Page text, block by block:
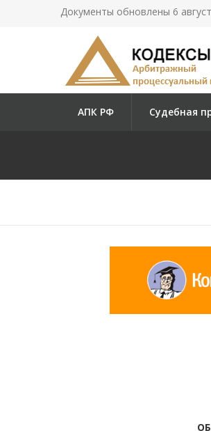
Документы обновлены 6
АПК РФ Судебная